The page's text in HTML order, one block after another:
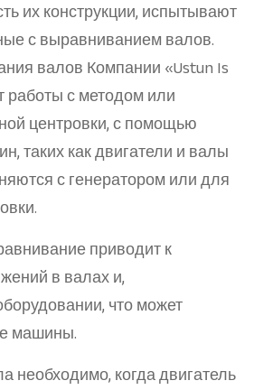
их конструкции, испытывают
с выравниванием валов.
валов Компании «Ustun Is
работы с методом или
центровки, с помощью
таких как двигатели и валы
с генератором или для
приводит к
в валах и,
что может
машины.
необходимо, когда двигатель